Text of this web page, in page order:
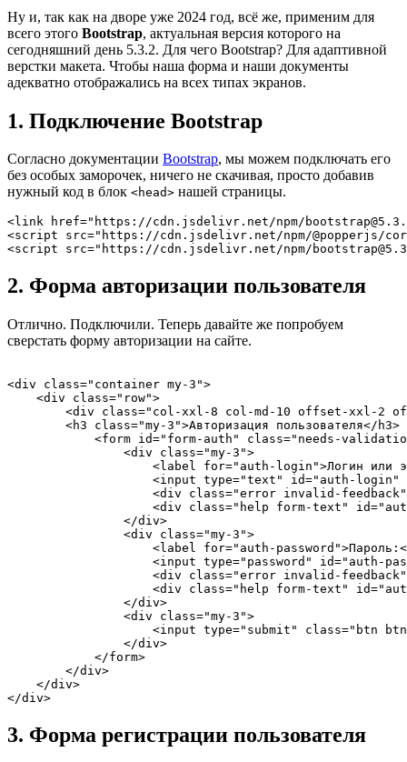
Ну и, так как на дворе уже 2024 год, всё же, применим для
всего этого Bootstrap, актуальная версия которого на
сегодняшний день 5.3.2. Для чего Bootstrap? Для адаптивной
верстки макета. Чтобы наша форма и наши документы
адекватно отображались на всех типах экранов.
1. Подключение Bootstrap
Согласно документации Bootstrap, мы можем подключать его
без особых заморочек, ничего не скачивая, просто добавив
нужный код в блок <head> нашей страницы.
<link href="https://cdn.jsdelivr.net/npm/bootstrap@5.3.2/
<script src="https://cdn.jsdelivr.net/npm/@popperjs/
<script src="https://cdn.jsdelivr.net/npm/bootstrap@5.3.2/
2. Форма авторизации пользователя
Отлично. Подключили. Теперь давайте же попробуем
сверстать форму авторизации на сайте.
<div class="container my-3">
    <div class="row">
<div class="col-xxl-8 col-md-10 offset-xxl-2
        <h3 class="my-3">Авторизация пользователя</h3>
<form id="form-auth" class="needs-
                <div class="my-3">
<label for="auth-login">Логин или
<input type="text" id="auth-
<div class="error invalid-
<div class="help form-text"
                </div>
                <div class="my-3">
<label for="auth-
<input type="password" id="auth-
<div class="error invalid-
<div class="help form-text"
                </div>
                <div class="my-3">
<input type="submit" class="btn
                </div>
            </form>
        </div>
    </div>
3. Форма регистрации пользователя